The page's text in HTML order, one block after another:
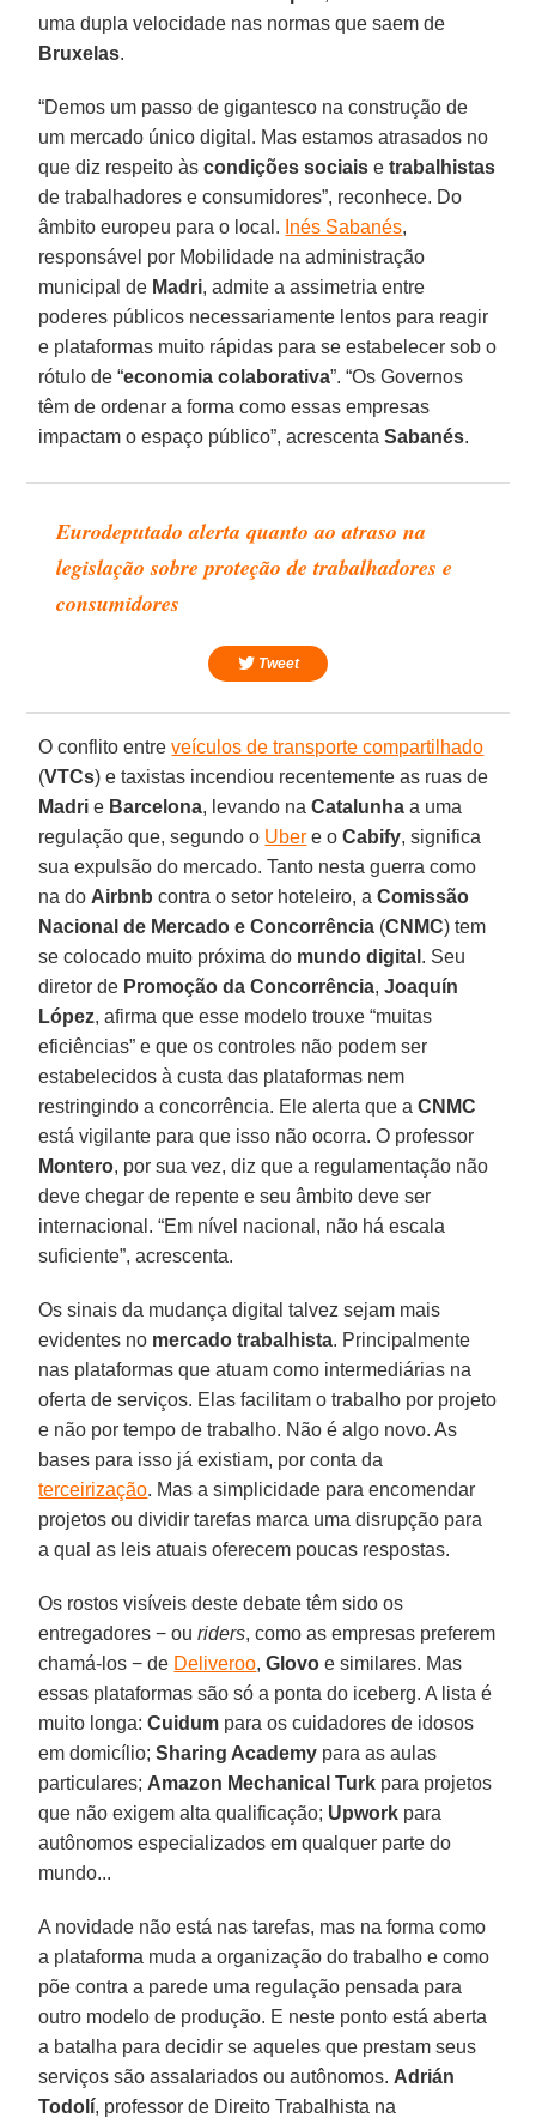
uma dupla velocidade nas normas que saem de
Bruxelas.
“Demos um passo de gigantesco na construção de
um mercado único digital. Mas estamos atrasados no
que diz respeito àscondições sociaise trabalhistas
de trabalhadores e consumidores”, reconhece. Do
âmbito europeu para o local. Inés Sabanés,
responsável por Mobilidade na administração
municipal de Madri, admite a assimetria entre
poderes públicos necessariamente lentos para reagir
e plataformas muito rápidas para se estabelecer sob o
rótulo de “economia colaborativa”. “Os Governos
têm de ordenar a forma como essas empresas
impactam o espaço público”, acrescentaSabanés.
Eurodeputado alerta quanto ao atraso na
legislação sobre proteção de trabalhadores e
consumidores
Tweet
O conflito entreveículos de transporte compartilhado
(VTCs) e taxistas incendiou recentemente as ruas de
Madrie Barcelona, levando naCatalunha a uma
regulação que, segundo o Uber e oCabify, significa
sua expulsão do mercado. Tanto nesta guerra como
na do Airbnb contra o setor hoteleiro, aComissão
Nacional de Mercado e Concorrência (CNMC) tem
se colocado muito próxima do mundo digital . Seu
diretor de Promoção da Concorrência,Joaquín
López, afirma que esse modelo trouxe “muitas
eficiências” e que os controles não podem ser
estabelecidos à custa das plataformas nem
restringindo a concorrência. Ele alerta que aCNMC
está vigilante para que isso não ocorra. O professor
Montero, por sua vez, diz que a regulamentação não
deve chegar de repente e seu âmbito deve ser
internacional. “Em nível nacional, não há escala
suficiente”, acrescenta.
Os sinais da mudança digital talvez sejam mais
evidentes no mercado trabalhista. Principalmente
nas plataformas que atuam como intermediárias na
oferta de serviços. Elas facilitam o trabalho por projeto
e não por tempo de trabalho. Não é algo novo. As
bases para isso já existiam, por conta da
terceirização. Mas a simplicidade para encomendar
projetos ou dividir tarefas marca uma disrupção para
a qual as leis atuais oferecem poucas respostas.
Os rostos visíveis deste debate têm sido os
entregadores − ouriders, como as empresas preferem
chamá-los − de Deliveroo,Glovo e similares. Mas
essas plataformas são só a ponta do iceberg. A lista é
muito longa:Cuidum para os cuidadores de idosos
em domicílio;Sharing Academy para as aulas
particulares; Amazon Mechanical Turk para projetos
que não exigem alta qualificação; Upwork para
autônomos especializados em qualquer parte do
mundo...
A novidade não está nas tarefas, mas na forma como
a plataforma muda a organização do trabalho e como
põe contra a parede uma regulação pensada para
outro modelo de produção. E neste ponto está aberta
a batalha para decidir se aqueles que prestam seus
serviços são assalariados ou autônomos. Adrián
Todolí, professor de Direito Trabalhista na